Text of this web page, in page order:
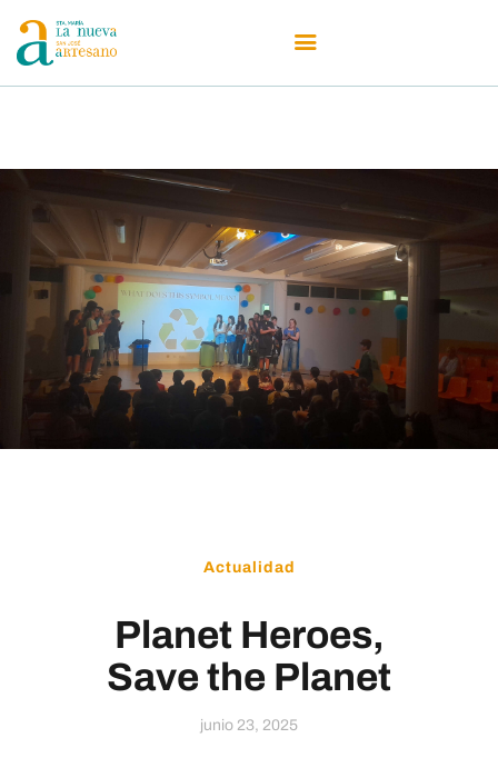
Centro
Oferta Educativa
Admisiones
Secretaría
Actualidad
Erasmus
Actualidad
Planet Heroes,
Save the Planet
junio 23, 2025